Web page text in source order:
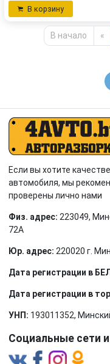
В корзину
В начало «
Если вы хотите
автомобиля, мы
проверены лично нами
Физ. адрес: 223049,
72А
Юр. адрес: 220020 г.
Дата регистрации в
Дата регистрации в
УНП: 193011352,
Социальные сети